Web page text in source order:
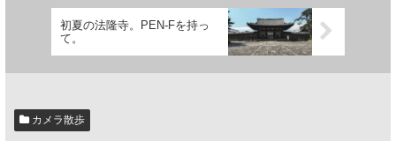
初夏の法隆寺。PEN-Fを持っ
て。
カメラ散歩